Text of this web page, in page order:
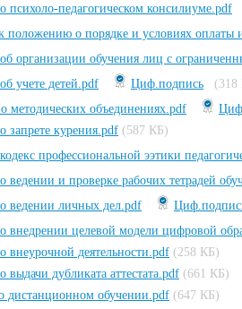
психоло-педагогическом консилиуме.pdf
положению о порядке и условиях оплаты
организации обучения лиц с
учете детей.pdf
Циф.подпись
(318
методических объединениях.pdf
запрете курения.pdf (587 КБ)
профессиональной ээтики
ведении и проверке рабочих тетрадей
ведении личных дел.pdf
внедрении целевой модели цифровой
внеурочной деятельности.pdf (258 КБ)
выдачи дубликата аттестата.pdf (661 КБ)
дистанционном обучении.pdf (647 КБ)